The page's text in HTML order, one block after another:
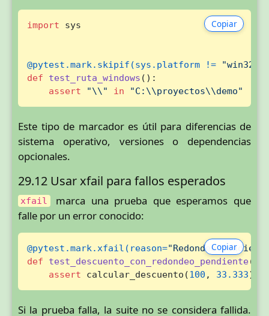
Copiar
import sys
@pytest.mark.skipif(sys.platform != "win32"
def
test_ruta_windows ():
assert
"\\" in "C:\\proyectos\\demo"
Este tipo de marcador es útil para diferencias de
sistema operativo, versiones o dependencias
opcionales.
29.12 Usar xfail para fallos esperados
xfail marca una prueba que esperamos que
falle por un error conocido:
Copiar
@pytest.mark.xfail( reason="Redondeo
def
test_descuento_con_redondeo_pendiente():
assert calcular_descuento(100 , 33.333)
Si la prueba falla, la suite no se considera fallida.